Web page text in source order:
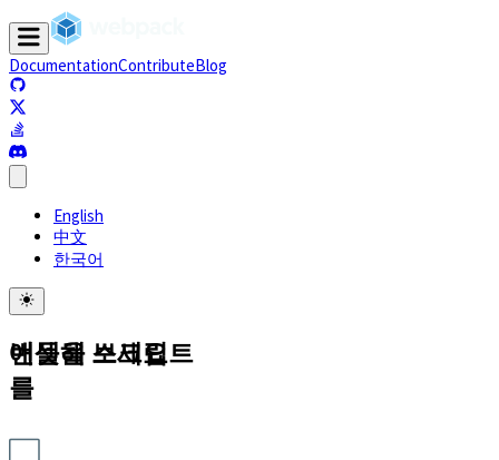
DocumentationContributeBlog
(opens in a new tab)
English
中文
한국어
애셋을 스크립트
를
번들해 보세요